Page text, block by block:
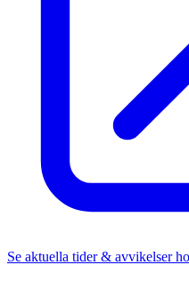
Se aktuella tider & avvikelser